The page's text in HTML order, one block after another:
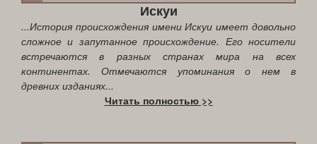
Искуи
...История происхождения имени Искуи имеет довольно
сложное и запутанное происхождение. Его носители
встречаются в разных странах мира на всех
континентах. Отмечаются упоминания о нем в
древних изданиях...
Читать полностью >>